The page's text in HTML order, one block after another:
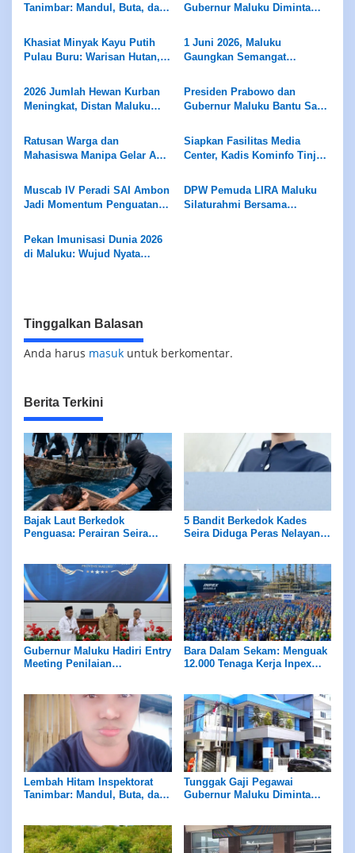
Tanimbar: Mandul, Buta, dan
Gubernur Maluku Diminta
Panca Karya
Khasiat Minyak Kayu Putih
Pulau Buru: Warisan Hutan,
1 Juni 2026, Maluku
Gaungkan Semangat
2026 Jumlah Hewan Kurban
Meningkat, Distan Maluku
Layak Konsumsi Bagi
Masyarakat
Presiden Prabowo dan
Gubernur Maluku Bantu Sapi
Ratusan Warga dan
Mahasiswa Manipa Gelar Aksi
Desak Pengurusan Kasus
Abdullah Mahu
Siapkan Fasilitas Media
Center, Kadis Kominfo Tinjau
Gubernur
Muscab IV Peradi SAI Ambon
Jadi Momentum Penguatan
Profesionalisme Advokat di
Maluku
DPW Pemuda LIRA Maluku
Silaturahmi Bersama
Pekan Imunisasi Dunia 2026
di Maluku: Wujud Nyata
Tinggalkan Balasan
Anda harus masuk untuk berkomentar.
Berita Terkini
Bajak Laut Berkedok
Penguasa: Perairan Seira
5 Bandit Berkedok Kades
Seira Diduga Peras Nelayan
Gubernur Maluku Hadiri Entry
Meeting Penilaian
Bara Dalam Sekam: Menguak
12.000 Tenaga Kerja Inpex
Lembah Hitam Inspektorat
Tanimbar: Mandul, Buta, dan
Tunggak Gaji Pegawai
Gubernur Maluku Diminta